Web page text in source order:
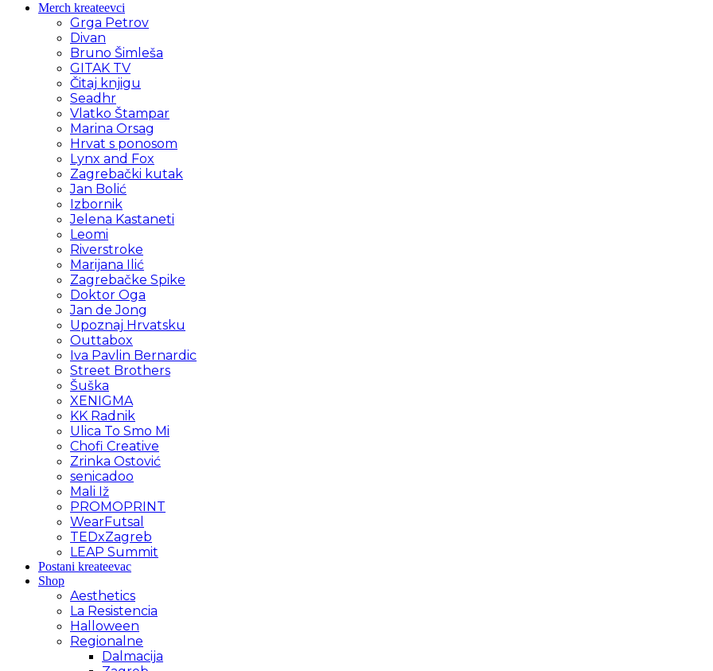
Merch kreateevci
Grga Petrov
Divan
Bruno Šimleša
GITAK TV
Čitaj knjigu
Seadhr
Vlatko Štampar
Marina Orsag
Hrvat s ponosom
Lynx and Fox
Zagrebački kutak
Jan Bolić
Izbornik
Jelena Kastaneti
Leomi
Riverstroke
Marijana Ilić
Zagrebačke Spike
Doktor Oga
Jan de Jong
Upoznaj Hrvatsku
Outtabox
Iva Pavlin Bernardic
Street Brothers
Šuška
XENIGMA
KK Radnik
Ulica To Smo Mi
Chofi Creative
Zrinka Ostović
senicadoo
Mali Iž
PROMOPRINT
WearFutsal
TEDxZagreb
LEAP Summit
Postani kreateevac
Shop
Aesthetics
La Resistencia
Halloween
Regionalne
Dalmacija